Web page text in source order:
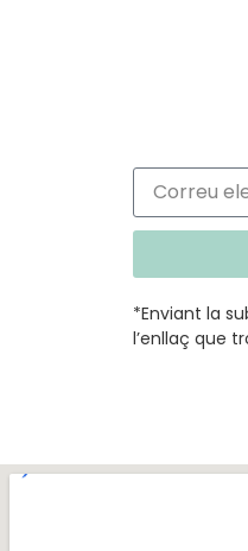
*Enviant la
l’enllaç que